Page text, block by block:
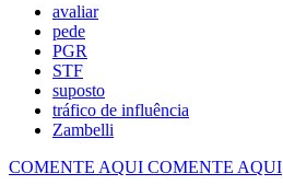
avaliar
pede
PGR
STF
suposto
tráfico de influência
Zambelli
COMENTE AQUI COMENTE AQUI